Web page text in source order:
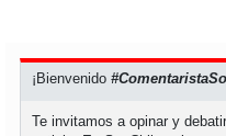
¡Bienvenido
Te invitamos a opinar y